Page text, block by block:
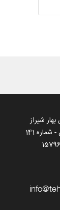
شیراز
141